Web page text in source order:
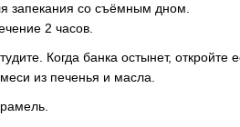
запекания со съёмным дном.
2 часов.
Когда банка остынет, откройте
из печенья и масла.